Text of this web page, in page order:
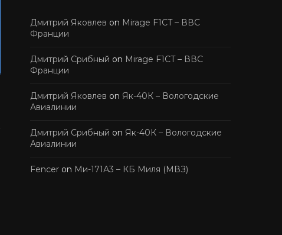
Дмитрий Яковлев on Mirage F1CT – ВВС
Франции
Дмитрий Срибный on Mirage F1CT – ВВС
Франции
Дмитрий Яковлев on Як-40К – Вологодские
Авиалинии
Дмитрий Срибный on Як-40К – Вологодские
Авиалинии
Fencer on Ми-171А3 – КБ Миля (МВЗ)